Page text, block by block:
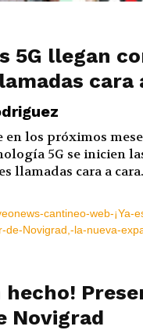
5G llegan
cara
en los próximos
5G se inicien
llamadas cara a
hecho!
Novigrad